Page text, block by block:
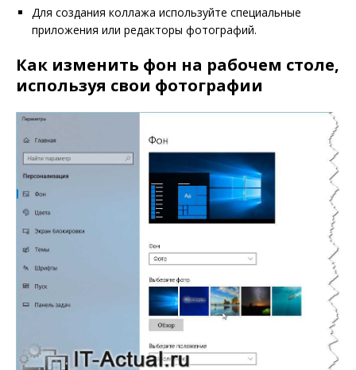
Для создания коллажа используйте специальные
приложения или редакторы фотографий.
Как изменить фон на рабочем столе,
используя свои фотографии